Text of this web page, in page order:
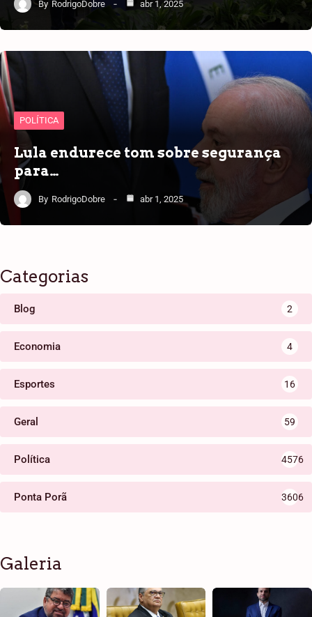
By RodrigoDobre abr 1, 2025
POLÍTICA
Lula endurece tom sobre segurança
para…
By RodrigoDobre abr 1, 2025
Categorias
Blog 2
Economia 4
Esportes 16
Geral 59
Política 4576
Ponta Porã 3606
Galeria